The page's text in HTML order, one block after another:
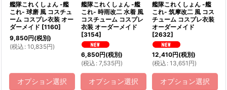
艦隊これくしょん -艦
これ- 球磨 風 コスチュ
ーム コスプレ衣装 オー
ダーメイド [1160]
9,850円(税別)
(税込 : 10,835円)
オプション選択
艦隊これくしょん -艦
これ- 時雨改二 水着 風
コスチューム コスプレ
衣装 オーダーメイド
[3154]
6,850円(税別)
(税込 : 7,535円)
オプション選択
艦隊これくしょん -艦
これ- 筑摩改二 風 コス
チューム コスプレ衣装
オーダーメイド
[2632]
12,410円(税別)
(税込 : 13,651 円)
オプション選択